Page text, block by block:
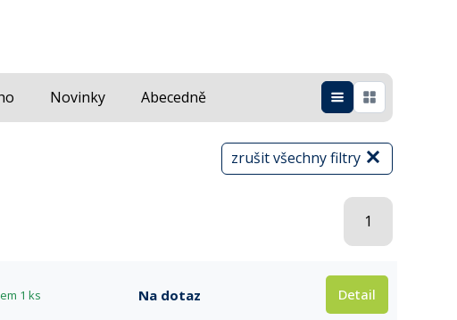
Novinky Abecedně
zrušit všechny filtry
1
1 ks Na dotaz Detail